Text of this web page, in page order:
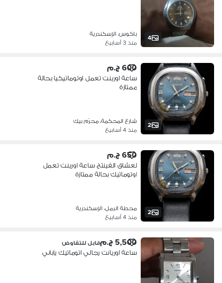
4
باكوس، الإسكندرية
منذ 3 أسابيع
2
600 ج.م
ساعة اورينت تعمل اوتوماتيكيا بحالة
ممتازة
شارع المحكمة، محرّم بيك
منذ 4 أسابيع
2
650 ج.م
لعشاق الفينتج ساعة اورينت تعمل
اوتوماتيك بحالة ممتازة
محطة الرمل، الإسكندرية
منذ 4 أسابيع
5,500 ج.م قابل للتفاوض
ساعة اوريانت رجالي اتوماتيك ياباني